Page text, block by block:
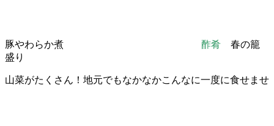
豚やわらか煮 酢肴 春の籠
盛り
山菜がたくさん！地元でもなかなかこんなに一度に食せませ